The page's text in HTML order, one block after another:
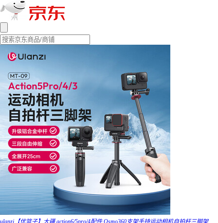
ulanzi【优篮子】大疆 action6/5pro/4配件 Osmo360支架手持运动相机自拍杆三脚架